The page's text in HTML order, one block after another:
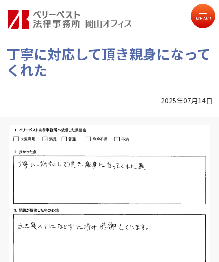
MENU
丁寧に対応して頂き親身になって
くれた
2025年07月14日